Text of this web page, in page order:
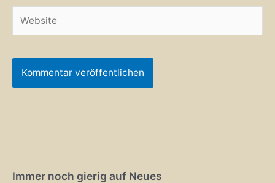
Immer noch gierig auf Neues